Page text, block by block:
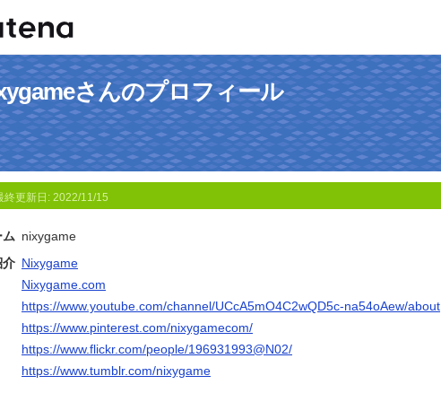
さんのプロフィール
終更新日: 2022/11/15
ム nixygame
介 Nixygame
Nixygame.com
https://www.youtube.com/channel/UCcA5mO4C2wQD5c-na54oAew/about
https://www.pinterest.com/nixygamecom/
https://www.flickr.com/people/196931993@N02/
https://www.tumblr.com/nixygame